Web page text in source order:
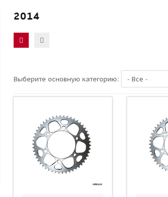
2014
Выберите основную категорию: